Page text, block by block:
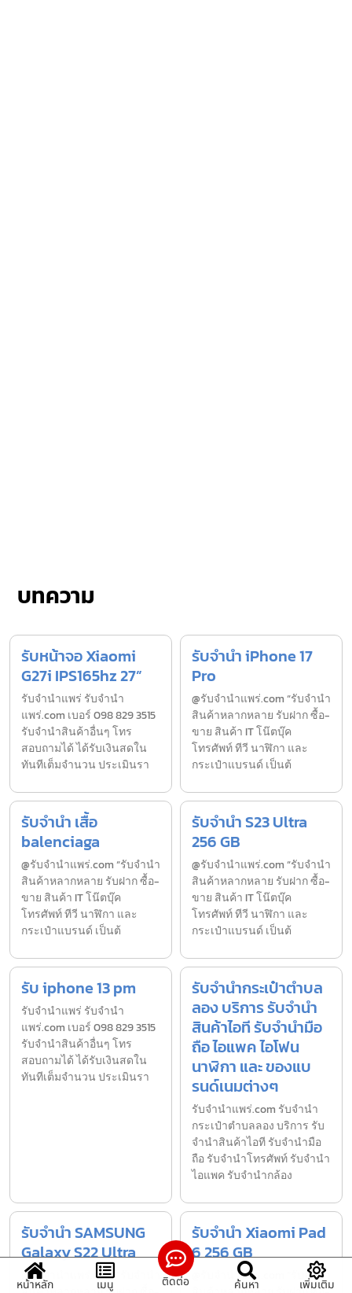
บทความ
รับหน้าจอ Xiaomi
G27i IPS165hz 27”
รับจํานำแพร่ รับจํานํา
แพร่.com เบอร์ 098 829 3515
รับจำนำสินค้าอื่นๆ โทร
สอบถามได้ ได้รับเงินสดใน
ทันทีเต็มจำนวน ประเมินรา
รับจำนำ iPhone 17
Pro
@รับจำนำแพร่.com “รับจำนำ
สินค้าหลากหลาย รับฝาก ซื้อ-
ขาย สินค้า IT โน๊ตบุ๊ค
โทรศัพท์ ทีวี นาฬิกา และ
กระเป๋าแบรนด์ เป็นต้
รับจำนำ เสื้อ
balenciaga
@รับจำนำแพร่.com “รับจำนำ
สินค้าหลากหลาย รับฝาก ซื้อ-
ขาย สินค้า IT โน๊ตบุ๊ค
โทรศัพท์ ทีวี นาฬิกา และ
กระเป๋าแบรนด์ เป็นต้
รับจำนำ S23 Ultra
256 GB
@รับจำนำแพร่.com “รับจำนำ
สินค้าหลากหลาย รับฝาก ซื้อ-
ขาย สินค้า IT โน๊ตบุ๊ค
โทรศัพท์ ทีวี นาฬิกา และ
กระเป๋าแบรนด์ เป็นต้
รับ iphone 13 pm
รับจํานำแพร่ รับจํานํา
แพร่.com เบอร์ 098 829 3515
รับจำนำสินค้าอื่นๆ โทร
สอบถามได้ ได้รับเงินสดใน
ทันทีเต็มจำนวน ประเมินรา
รับจำนำกระเป๋าตำบล
ลอง บริการ รับจำนำ
สินค้าไอที รับจำนำมือ
ถือ ไอแพค ไอโฟน
นาฬิกา และ ของแบ
รนด์เนมต่างๆ
รับจํานําแพร่.com รับจำนำ
กระเป๋าตำบลลอง บริการ รับ
จำนำสินค้าไอที รับจำนำมือ
ถือ รับจำนำโทรศัพท์ รับจำนำ
ไอแพค รับจำนำกล้อง
รับจำนำ SAMSUNG
Galaxy S22 Ultra
@รับจำนำแพร่.com “รับจำนำ
รับจำนำ Xiaomi Pad
6 256 GB
@รับจำนำแพร่.com “รับจำนำ
หน้าหลัก เมนู ติดต่อ ค้นหา เพิ่มเติม